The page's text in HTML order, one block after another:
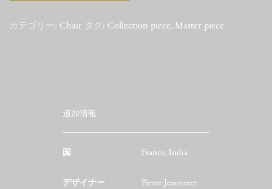
カテゴリー: Chair タグ: Collection piece, Master piece
追加情報
国 France, India
デザイナー Pierre Jeanneret